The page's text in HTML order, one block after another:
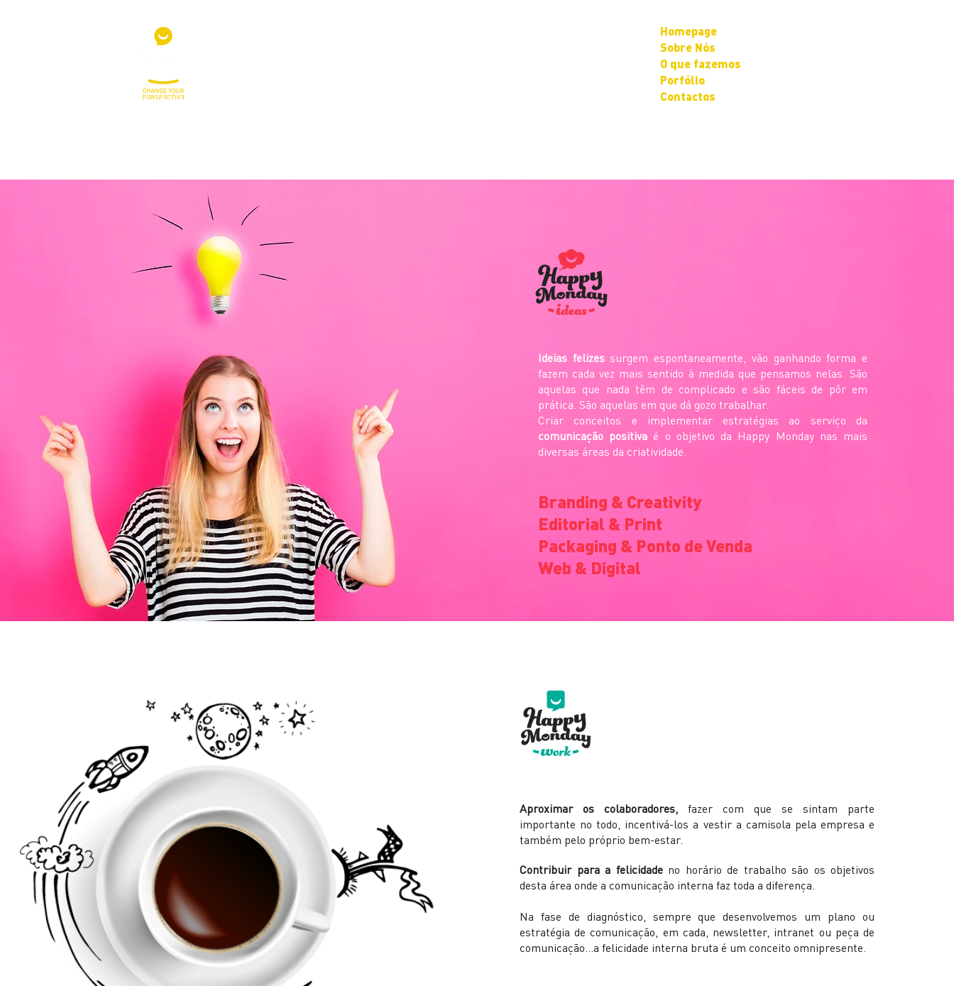
Homepage
Sobre Nós
O que fazemos
Porfólio
Contactos
Ideias felizessurgem espontaneamente, vão ganhando forma e
fazem cada vez mais sentido à medida que pensamos nelas. São
aquelas que nada têm de complicado e são fáceis de pôr em
prática. São aquelas em que dá gozo trabalhar.
Criar conceitos e implementar estratégias ao serviço da
comunicação positiva é o objetivo da Happy Monday nas mais
diversas áreas da criatividade.
Branding & Creativity
Editorial & Print
Packaging & Ponto de Venda
Web & Digital
Aproximar os colaboradores, fazer com que se sintam parte
importante no todo, incentivá-los a vestir a camisola pela empresa e
também pelo próprio bem-estar.
Contribuir para a felicidade no horário de trabalho são os objetivos
desta área onde a comunicação interna faz toda a diferença.
Na fase de diagnóstico, sempre que desenvolvemos um plano ou
estratégia de comunicação, em cada, newsletter, intranet ou peça de
comunicação…a felicidade interna bruta é um conceito omnipresente.